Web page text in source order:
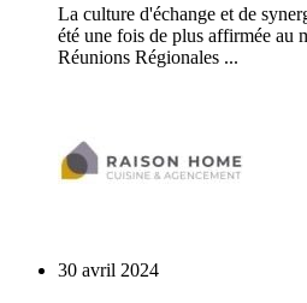
La culture d'échange et de
été une fois de plus affirmée au
Réunions Régionales ...
30 avril 2024